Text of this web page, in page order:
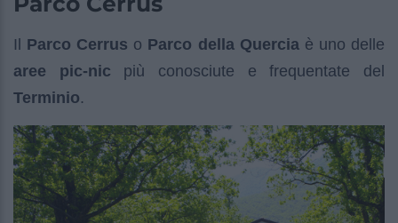
Il Parco Cerrus o Parco della Querciaè uno delle
aree pic-nic più conosciute e frequentate del
Terminio.